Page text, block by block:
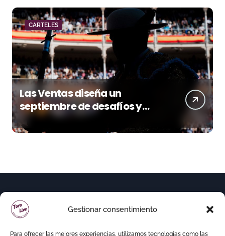
Gestionar consentimiento
Para ofrecer las mejores experiencias, utilizamos tecnologías como las
CARTELES
Las Ventas diseña un
septiembre de desafíos y
variedad ganadera